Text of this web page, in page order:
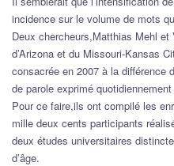
incidence sur le volume de mots
Deux chercheurs,Matthias Mehl
d’Arizona et du Missouri-Kansas
consacrée en 2007 à la différence
de parole exprimé
Pour ce faire,ils ont compilé les
mille deux cents participants
deux études universitaires
d’âge.